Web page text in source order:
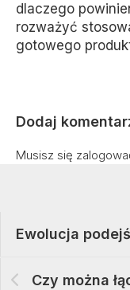
dlaczego
rozważyć
gotowego
Dodaj
Musisz się
Ewolucja